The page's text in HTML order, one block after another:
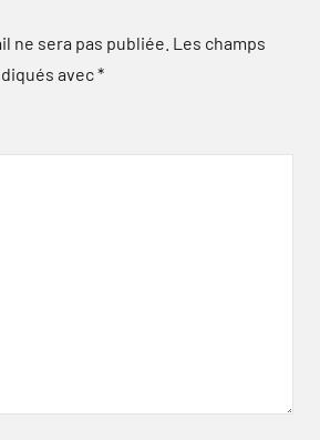
ne sera pas publiée. Les champs
avec*